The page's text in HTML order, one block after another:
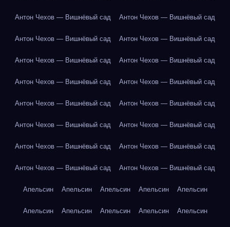
Антон Чехов — Вишнёвый сад Антон Чехов — Вишнёвый сад
Антон Чехов — Вишнёвый сад Антон Чехов — Вишнёвый сад
Антон Чехов — Вишнёвый сад Антон Чехов — Вишнёвый сад
Антон Чехов — Вишнёвый сад Антон Чехов — Вишнёвый сад
Антон Чехов — Вишнёвый сад Антон Чехов — Вишнёвый сад
Антон Чехов — Вишнёвый сад Антон Чехов — Вишнёвый сад
Антон Чехов — Вишнёвый сад Антон Чехов — Вишнёвый сад
Антон Чехов — Вишнёвый сад Антон Чехов — Вишнёвый сад
Апельсин Апельсин Апельсин Апельсин Апельсин
Апельсин Апельсин Апельсин Апельсин Апельсин